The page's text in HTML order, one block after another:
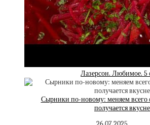
Лазерсон. Любимое. 5
Сырники по-новому: меняем всего
получается